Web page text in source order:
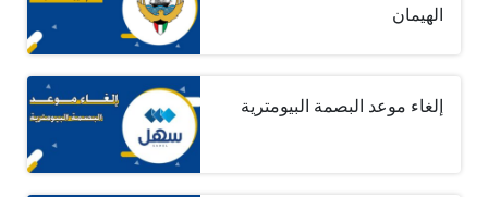
الهيمان
إلغاء موعد البصمة البيومترية